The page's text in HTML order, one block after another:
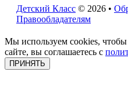
Детский Класс © 2026 •
Правообладателям
Мы используем cookies,
сайте, вы соглашаетесь с
ПРИНЯТЬ